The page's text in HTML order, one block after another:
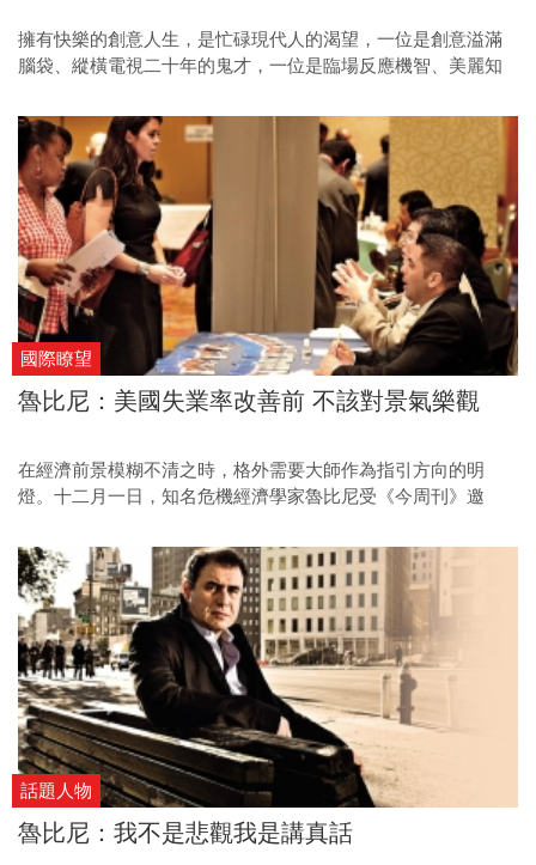
擁有快樂的創意人生，是忙碌現代人的渴望，一位是創意溢滿
腦袋、縱橫電視二十年的鬼才，一位是臨場反應機智、美麗知
默地與讀者分享他們的人生大小事。
國際瞭望
魯比尼：美國失業率改善前 不該對景氣樂觀
在經濟前景模糊不清之時，格外需要大師作為指引方向的明
燈。十二月一日，知名危機經濟學家魯比尼受《今周刊》邀
家取得他的最新看法，他強調，除非美國失業率持續改善，否
則他不會輕易說「樂觀」。
話題人物
魯比尼：我不是悲觀我是講真話